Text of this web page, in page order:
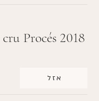
cru Procés 2018
אזל